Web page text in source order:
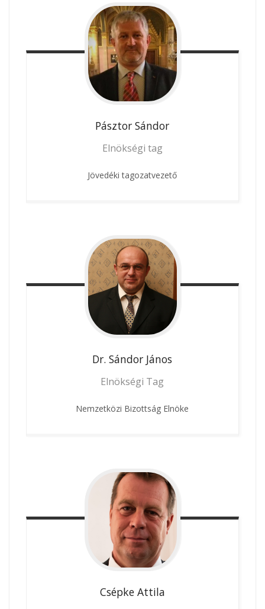
Pásztor Sándor
Elnökségi tag
Jövedéki tagozatvezető
Dr. Sándor János
Elnökségi Tag
Nemzetközi Bizottság Elnöke
Csépke Attila